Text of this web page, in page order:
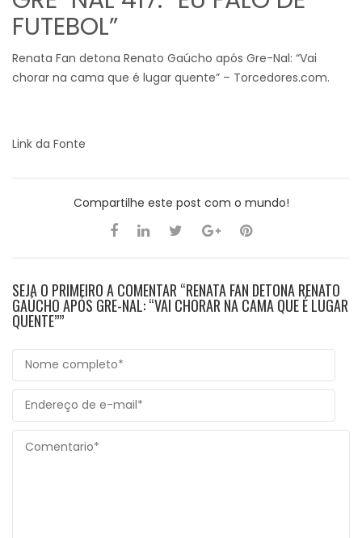
FUTEBOL”
Renata Fan detona Renato Gaúcho após Gre-Nal: “Vai
chorar na cama que é lugar quente” – Torcedores.com.
Link da Fonte
Compartilhe este post com o mundo!
SEJA O PRIMEIRO A COMENTAR “RENATA FAN DETONA RENATO
GAÚCHO APÓS GRE-NAL: “VAI CHORAR NA CAMA QUE É LUGAR
QUENTE””